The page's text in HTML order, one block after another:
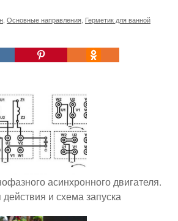
Основные направления Герметик для ванной
асинхронного двигателя.
и схема запуска